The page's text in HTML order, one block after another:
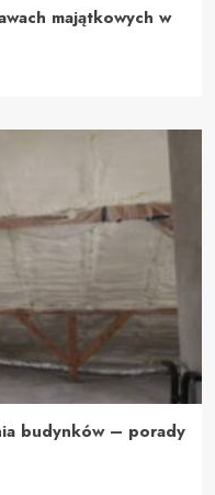
majątkowych w
budynków – porady